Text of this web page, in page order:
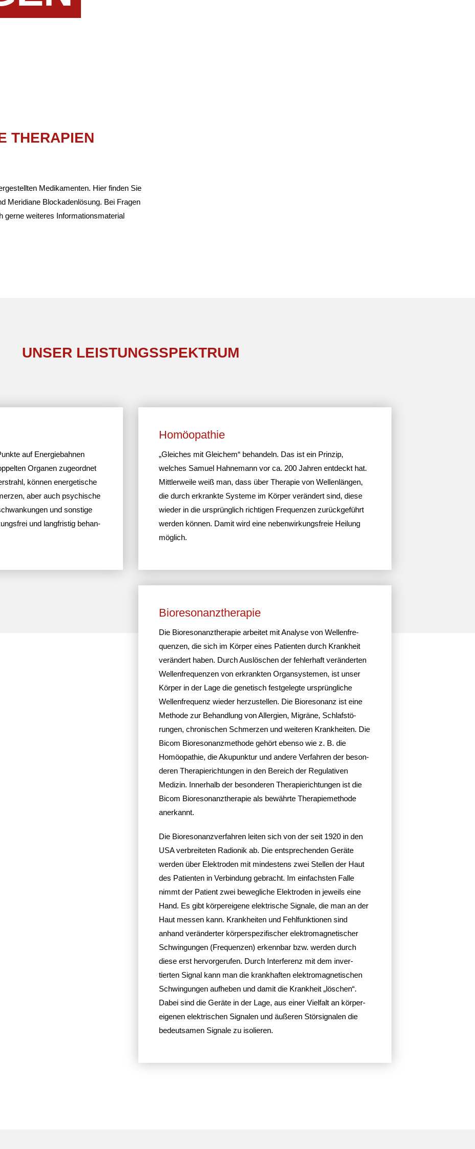
THERAPIEN
Medi­ka­menten. Hier finden Sie
Meri­diane Blocka­den­lö­sung. Bei Fragen
gerne weiteres Infor­ma­ti­ons­ma­te­rial
UNSER LEISTUNGS­SPEKTRUM
auf Ener­gie­bahnen
Organen zuge­ordnet
können ener­ge­ti­sche
aber auch psychi­sche
und sons­tige
und lang­fristig behan­
Homöo­pa­thie
„Glei­ches mit Glei­chem“ behan­deln. Das ist ein Prinzip,
welches Samuel Hahne­mann vor ca. 200 Jahren entdeckt hat.
Mitt­ler­weile weiß man, dass über Therapie von Wellen­längen,
die durch erkrankte Systeme im Körper verän­dert sind, diese
wieder in die ursprüng­lich rich­tigen Frequenzen zurück­ge­führt
werden können. Damit wird eine neben­wir­kungs­freie Heilung
möglich.
Biore­so­nanz­the­rapie
Die Biore­so­nanz­the­rapie arbeitet mit Analyse von Wellen­fre­
quenzen, die sich im Körper eines Pati­enten durch Krank­heit
verän­dert haben. Durch Auslö­schen der fehler­haft verän­derten
Wellen­fre­quenzen von erkrankten Organ­sys­temen, ist unser
Körper in der Lage die gene­tisch fest­ge­legte ursprüng­liche
Wellen­fre­quenz wieder herzu­stellen. Die Biore­so­nanz ist eine
Methode zur Behand­lung von Aller­gien, Migräne, Schlaf­stö­
rungen, chro­ni­schen Schmerzen und weiteren Krank­heiten. Die
Bicom Biore­so­nanz­me­thode gehört ebenso wie z. B. die
Homöo­pa­thie, die Akupunktur und andere Verfahren der beson­
deren Thera­pie­rich­tungen in den Bereich der Regu­la­tiven
Medizin. Inner­halb der beson­deren Thera­pie­rich­tungen ist die
Bicom Biore­so­nanz­the­rapie als bewährte Thera­pie­me­thode
anerkannt.
Die Biore­so­nanz­ver­fahren leiten sich von der seit 1920 in den
USA verbrei­teten Radionik ab. Die entspre­chenden Geräte
werden über Elek­troden mit mindes­tens zwei Stellen der Haut
des Pati­enten in Verbin­dung gebracht. Im einfachsten Falle
nimmt der Patient zwei beweg­liche Elek­troden in jeweils eine
Hand. Es gibt körper­ei­gene elek­tri­sche Signale, die man an der
Haut messen kann. Krank­heiten und Fehl­funk­tionen sind
anhand verän­derter körper­spe­zi­fi­scher elek­tro­ma­gne­ti­scher
Schwin­gungen (Frequenzen) erkennbar bzw. werden durch
diese erst hervor­ge­rufen. Durch Inter­fe­renz mit dem inver­
tierten Signal kann man die krank­haften elek­tro­ma­gne­ti­schen
Schwin­gungen aufheben und damit die Krank­heit „löschen“.
Dabei sind die Geräte in der Lage, aus einer Viel­falt an körper­
ei­genen elek­tri­schen Signalen und äußeren Stör­si­gnalen die
bedeut­samen Signale zu isolieren.